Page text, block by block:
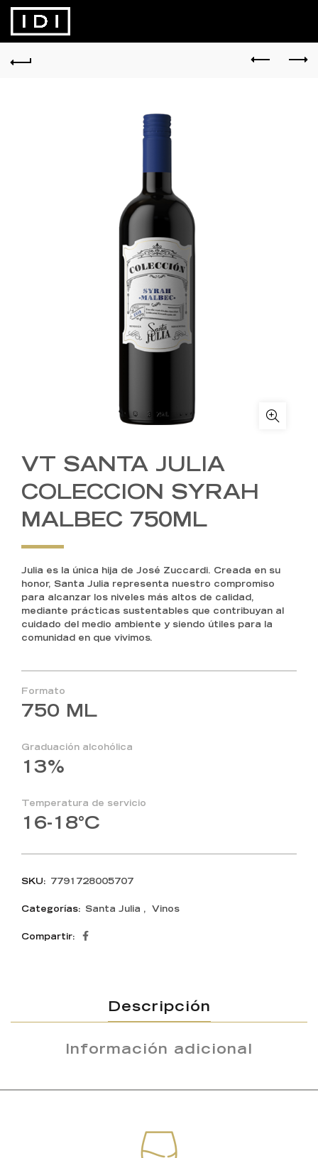
VT SANTA JULIA
COLECCION SYRAH
MALBEC 750ML
Julia es la única hija de José Zuccardi. Creada en su
honor, Santa Julia representa nuestro compromiso
para alcanzar los niveles más altos de calidad,
mediante prácticas sustentables que contribuyan al
cuidado del medio ambiente y siendo útiles para la
comunidad en que vivimos.
Formato
750 ML
Graduación alcohólica
13%
Temperatura de servicio
16-18°C
SKU: 7791728005707
Categorías: Santa Julia , Vinos
Compartir
Descripción
Información adicional